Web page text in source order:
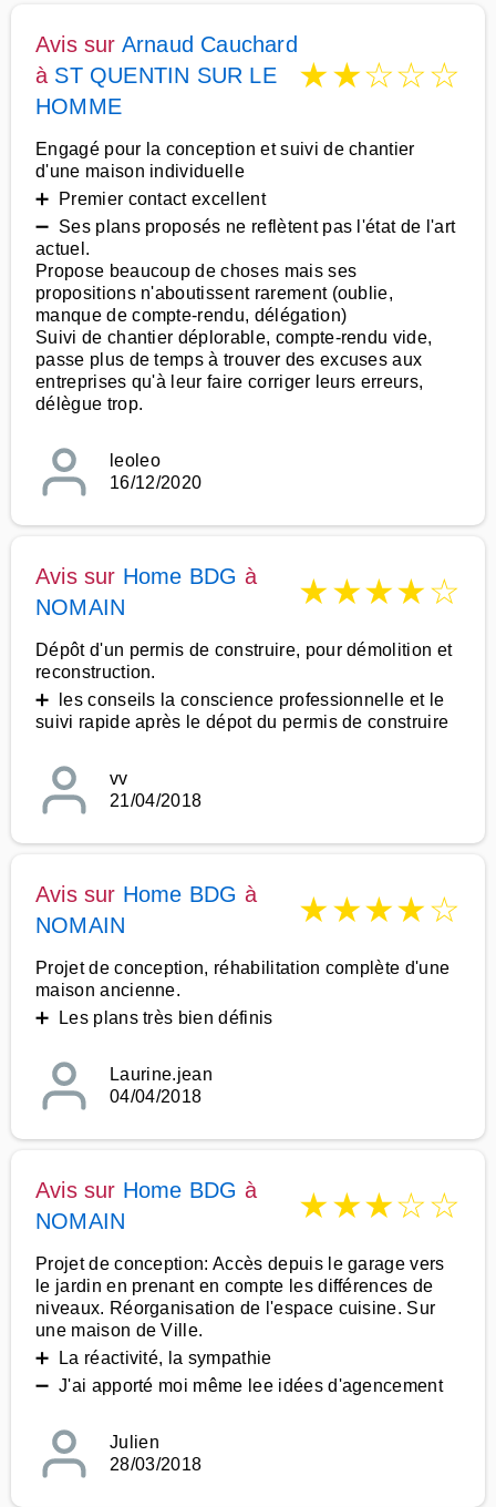
Avis sur Arnaud Cauchard
à ST QUENTIN SUR LE
HOMME
★★☆☆☆
Engagé pour la conception et suivi de chantier
d'une maison individuelle
➕ Premier contact excellent
➖ Ses plans proposés ne reflètent pas l'état de l'art
actuel.
Propose beaucoup de choses mais ses
propositions n'aboutissent rarement (oublie,
manque de compte-rendu, délégation)
Suivi de chantier déplorable, compte-rendu vide,
passe plus de temps à trouver des excuses aux
entreprises qu'à leur faire corriger leurs erreurs,
délègue trop.
leoleo
16/12/2020
Avis sur Home BDG à
NOMAIN
★★★★☆
Dépôt d'un permis de construire, pour démolition et
reconstruction.
➕ les conseils la conscience professionnelle et le
suivi rapide après le dépot du permis de construire
vv
21/04/2018
Avis sur Home BDG à
NOMAIN
★★★★☆
Projet de conception, réhabilitation complète d'une
maison ancienne.
➕ Les plans très bien définis
Laurine.jean
04/04/2018
Avis sur Home BDG à
NOMAIN
★★★☆☆
Projet de conception: Accès depuis le garage vers
le jardin en prenant en compte les différences de
niveaux. Réorganisation de l'espace cuisine. Sur
une maison de Ville.
➕ La réactivité, la sympathie
➖ J'ai apporté moi même lee idées d'agencement
Julien
28/03/2018